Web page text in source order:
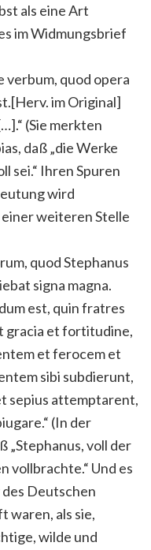
als eine Art
im Widmungsbrief
verbum, quod opera
im Original]
(Sie merkten
daß „die Werke
sei.“ Ihren Spuren
wird
weiteren Stelle
quod Stephanus
signa magna.
est, quin fratres
gracia et fortitudine,
et ferocem et
sibi subdierunt,
sepius attemptarent,
(In der
„Stephanus, voll der
vollbrachte.“ Und es
Deutschen
waren, als sie,
wilde und